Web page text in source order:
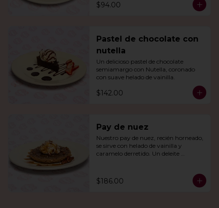
$94.00
Pastel de chocolate con
nutella
Un delicioso pastel de chocolate
semiamargo con Nutella, coronado
con suave helado de vainilla.
$142.00
Pay de nuez
Nuestro pay de nuez, recién horneado,
se sirve con helado de vainilla y
caramelo derretido. Un deleite
$186.00